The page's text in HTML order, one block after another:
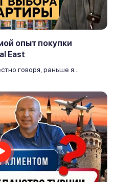
опыт покупки
East
говоря, раньше я...